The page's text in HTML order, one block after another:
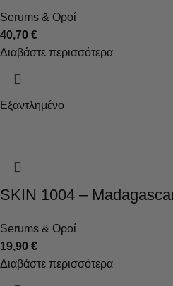
Serums & Οροί
40,70 €
Διαβάστε περισσότερα
Εξαντλημένο
SKIN 1004 –
Serums & Οροί
19,90 €
Διαβάστε περισσότερα